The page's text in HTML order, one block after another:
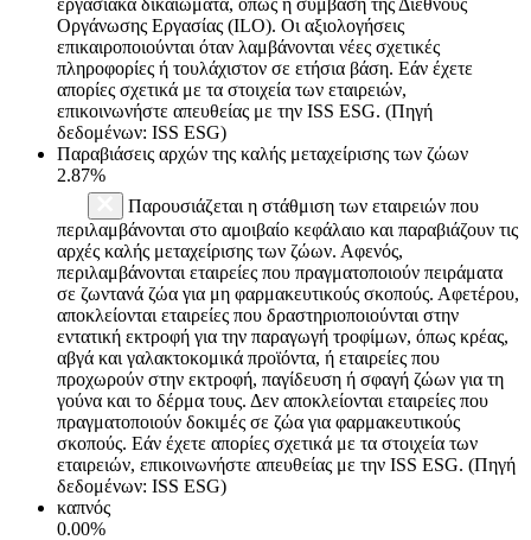
Οργάνωσης Εργασίας (ILO). Οι αξιολογήσεις
επικαιροποιούνται όταν λαμβάνονται νέες σχετικές
πληροφορίες ή τουλάχιστον σε ετήσια βάση. Εάν έχετε
απορίες σχετικά με τα στοιχεία των εταιρειών,
επικοινωνήστε απευθείας με την ISS ESG. (Πηγή
δεδομένων: ISS ESG)
Παραβιάσεις αρχών της καλής μεταχείρισης των ζώων
2.87%
Παρουσιάζεται η στάθμιση των εταιρειών που
περιλαμβάνονται στο αμοιβαίο κεφάλαιο και παραβιάζουν τις
αρχές καλής μεταχείρισης των ζώων. Αφενός,
περιλαμβάνονται εταιρείες που πραγματοποιούν πειράματα
σε ζωντανά ζώα για μη φαρμακευτικούς σκοπούς. Αφετέρου,
αποκλείονται εταιρείες που δραστηριοποιούνται στην
εντατική εκτροφή για την παραγωγή τροφίμων, όπως κρέας,
αβγά και γαλακτοκομικά προϊόντα, ή εταιρείες που
προχωρούν στην εκτροφή, παγίδευση ή σφαγή ζώων για τη
γούνα και το δέρμα τους. Δεν αποκλείονται εταιρείες που
πραγματοποιούν δοκιμές σε ζώα για φαρμακευτικούς
σκοπούς. Εάν έχετε απορίες σχετικά με τα στοιχεία των
εταιρειών, επικοινωνήστε απευθείας με την ISS ESG. (Πηγή
δεδομένων: ISS ESG)
καπνός
0.00%